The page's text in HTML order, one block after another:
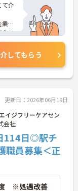
て介
な
心し
を
さら
くだ
してもらう
更新日：2026年06月19日
イジフリーケアセン
会社
114日◎駅チ
職員募集＜正
※処遇改善